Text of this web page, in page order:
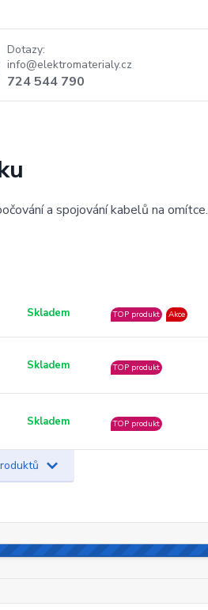
Dotazy:
info@elektromaterialy.cz
724 544 790
a spojování kabelů na omítce.
Skladem TOP produkt Akce
Skladem TOP produkt
Skladem TOP produkt